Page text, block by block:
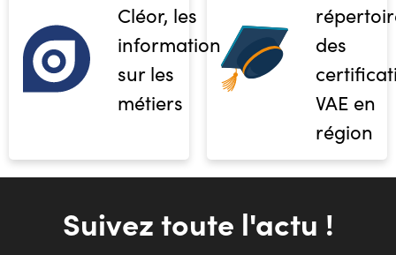
Cléor, les
informations
sur les
métiers
des
VAE en
région
Suivez toute l'actu !